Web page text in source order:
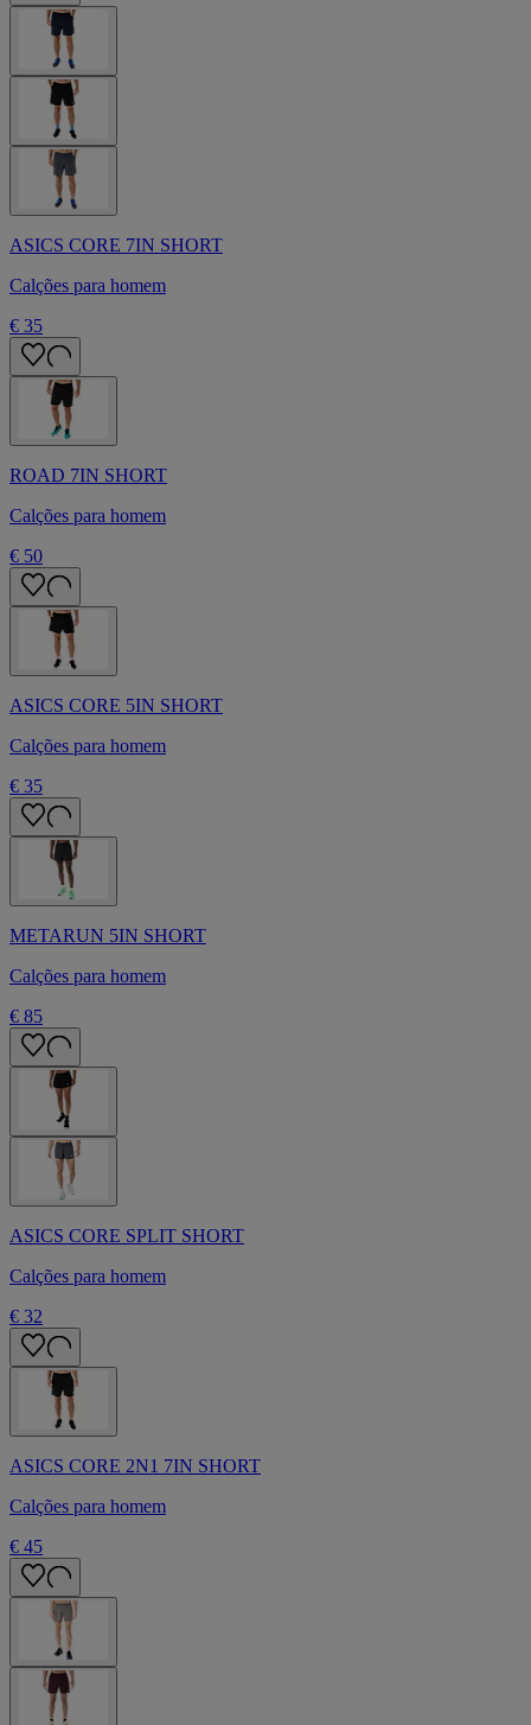
ASICS CORE 7IN SHORT
Calções para homem
€ 35
ROAD 7IN SHORT
Calções para homem
€ 50
ASICS CORE 5IN SHORT
Calções para homem
€ 35
METARUN 5IN SHORT
Calções para homem
€ 85
ASICS CORE SPLIT SHORT
Calções para homem
€ 32
ASICS CORE 2N1 7IN SHORT
Calções para homem
€ 45